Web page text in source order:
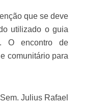
que se deve
utilizado o guia
O encontro de
comunitário para
Sem. Julius Rafael